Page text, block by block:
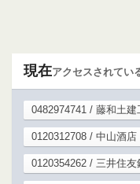
現在アクセスされてい
0482974741 / 藤和土建
0120312708 / 中山酒店
0120354262 / 三井住